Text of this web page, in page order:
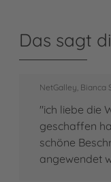
Das sagt
NetGalley, Bianca
"ich liebe die
geschaffen
schöne
angewendet